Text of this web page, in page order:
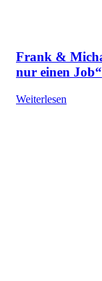
Frank &
nur einen Job“
Weiterlesen